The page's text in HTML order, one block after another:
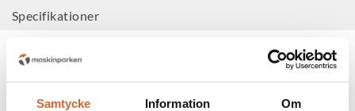
Samtycke Information Om
Specifikationer